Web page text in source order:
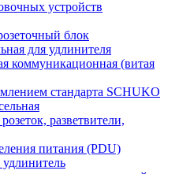
устройств
блок
для удлинителя
коммуникационная (витая
стандарта SCHUKO
разветвители,
питания (PDU)
удлинитель